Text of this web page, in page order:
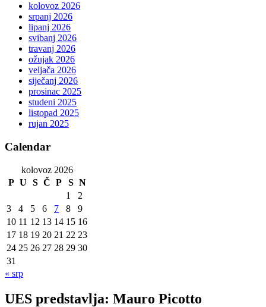
kolovoz 2026
srpanj 2026
lipanj 2026
svibanj 2026
travanj 2026
ožujak 2026
veljača 2026
siječanj 2026
prosinac 2025
studeni 2025
listopad 2025
rujan 2025
Calendar
kolovoz 2026
P U S Č P S N
1
2
3
4 5 6 7 8
9
10 11 12 13 14 15 16
17 18 19 20 21 22 23
24 25 26 27 28 29 30
31
« srp
UES predstavlja: Mauro Picotto